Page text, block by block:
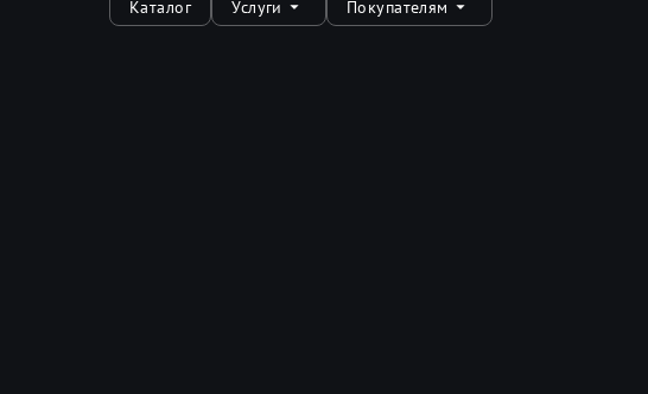
Каталог Услуги Покупателям